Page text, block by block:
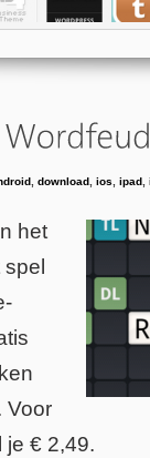
, download, ios, ipad,
het
Voor
je € 2,49.